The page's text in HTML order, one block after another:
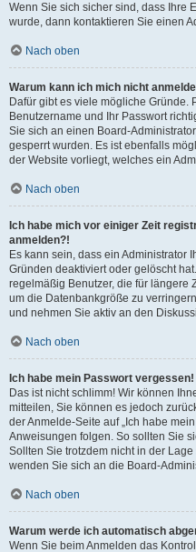
Wenn Sie sich sicher sind, dass Ihre
wurde, dann kontaktieren Sie einen
Nach oben
Warum kann ich mich nicht
Dafür gibt es viele mögliche Gründe.
Benutzername und Ihr Passwort
Sie sich an einen Board-
gesperrt wurden. Es ist ebenfalls
der Website vorliegt, welches ein
Nach oben
Ich habe mich vor einiger Zeit
anmelden?!
Es kann sein, dass ein Administrator
Gründen deaktiviert oder gelöscht
regelmäßig Benutzer, die für längere
um die Datenbankgröße zu
und nehmen Sie aktiv an den
Nach oben
Ich habe mein Passwort vergessen!
Das ist nicht schlimm! Wir können
mitteilen, Sie können es jedoch
der Anmelde-Seite auf „Ich habe
Anweisungen folgen. So sollten Sie
Sollten Sie trotzdem nicht in der
wenden Sie sich an die Board-
Nach oben
Warum werde ich automatisch
Wenn Sie beim Anmelden das